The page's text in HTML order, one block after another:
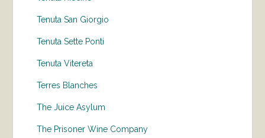
Tenuta San Giorgio
Tenuta Sette Ponti
Tenuta Vitereta
Terres Blanches
The Juice Asylum
The Prisoner Wine Company